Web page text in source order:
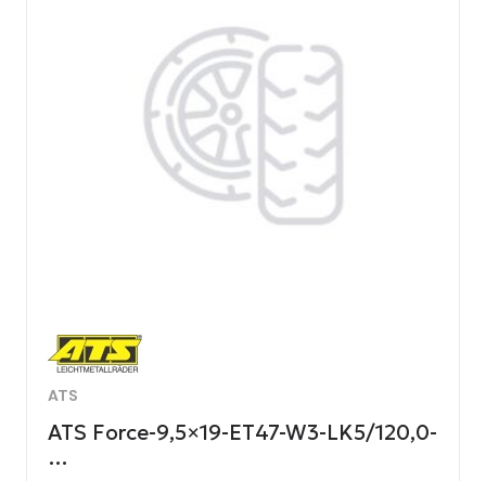
ATS
ATS Force-9,5×19-ET47-W3-LK5/120,0-
…